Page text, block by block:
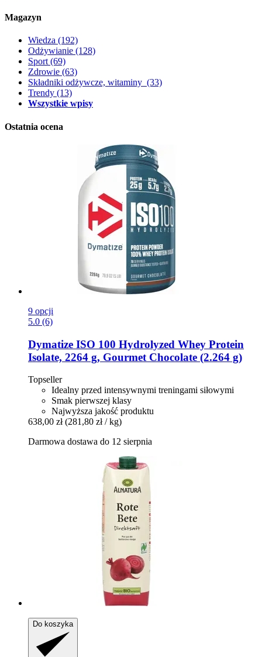
Magazyn
Wiedza (192)
Odżywianie (128)
Sport(69)
Zdrowie (63)
Składniki odżywcze, witaminy (33)
Trendy (13)
Wszystkie wpisy
Ostatnia ocena
9 opcji
5.0 (6)
Dymatize ISO 100 Hydrolyzed Whey Protein
Isolate, 2264 g, Gourmet Chocolate (2.264 g)
Topseller
Idealny przed intensywnymi treningami siłowymi
Smak pierwszej klasy
Najwyższa jakość produktu
638,00 zł (281,80 zł / kg)
Darmowa dostawa do 12 sierpnia
Do koszyka